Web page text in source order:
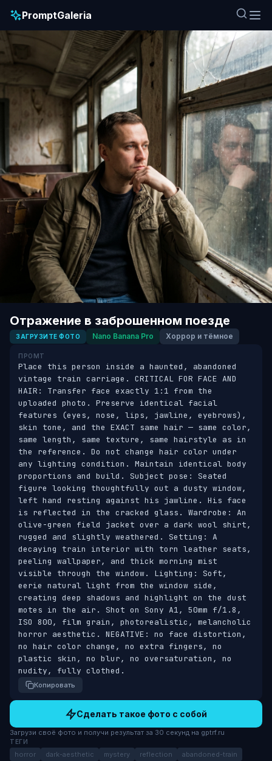
PromptGaleria
Отражение в заброшенном поезде
ЗАГРУЗИТЕ ФОТО Nano Banana Pro Хоррор и тёмное
ПРОМТ
Place this person inside a haunted, abandoned
vintage train carriage. CRITICAL FOR FACE AND
HAIR: Transfer face exactly 1:1 from the
uploaded photo. Preserve identical facial
features (eyes, nose, lips, jawline, eyebrows),
skin tone, and the EXACT same hair — same color,
same length, same texture, same hairstyle as in
the reference. Do not change hair color under
any lighting condition. Maintain identical body
proportions and build. Subject pose: Seated
figure looking thoughtfully out a dusty window,
left hand resting against his jawline. His face
is reflected in the cracked glass. Wardrobe: An
olive-green field jacket over a dark wool shirt,
rugged and slightly weathered. Setting: A
decaying train interior with torn leather seats,
peeling wallpaper, and thick morning mist
visible through the window. Lighting: Soft,
eerie natural light from the window side,
creating deep shadows and highlight on the dust
motes in the air. Shot on Sony A1, 50mm f/1.8,
ISO 800, film grain, photorealistic, melancholic
horror aesthetic. NEGATIVE: no face distortion,
no hair color change, no extra fingers, no
plastic skin, no blur, no oversaturation, no
nudity, fully clothed.
Копировать
Сделать такое фото с собой
Загрузи своё фото и получи результат за 30 секунд на gptrf.ru
ТЕГИ
horror dark-aesthetic mystery reflection abandoned-train